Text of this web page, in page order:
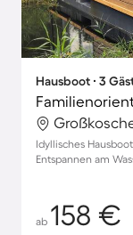
Hausboot ∙ 3
Idyllisches
Entspannen am
ab 158 €